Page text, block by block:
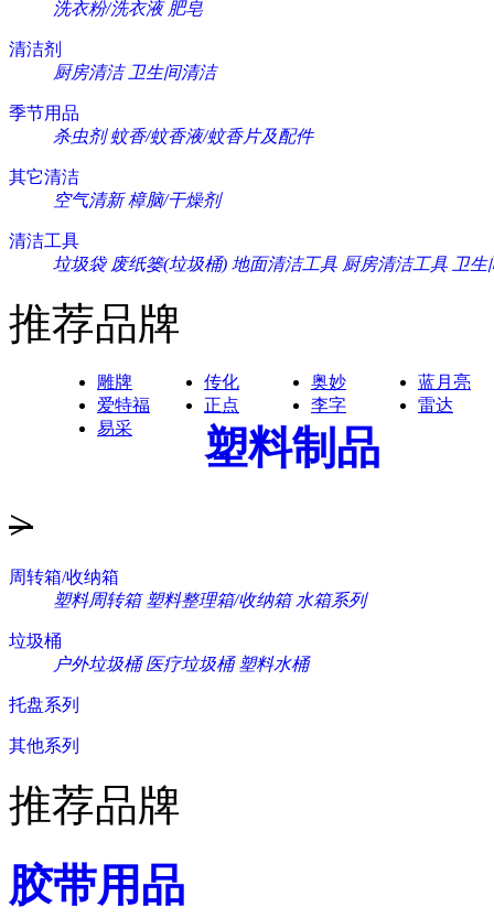
洗衣粉/洗衣液 肥皂
清洁剂
厨房清洁 卫生间清洁
季节用品
杀虫剂 蚊香/蚊香液/蚊香片及配件
其它清洁
空气清新 樟脑/干燥剂
清洁工具
垃圾袋 废纸篓(垃圾桶) 地面清洁工具 厨房清洁工具 卫
推荐品牌
雕牌 传化 奥妙
蓝月亮
爱特福
正点 李字
雷达
易采
塑料制品
>
周转箱/收纳箱
塑料周转箱 塑料整理箱/收纳箱 水箱系列
垃圾桶
户外垃圾桶 医疗垃圾桶 塑料水桶
托盘系列
其他系列
推荐品牌
胶带用品